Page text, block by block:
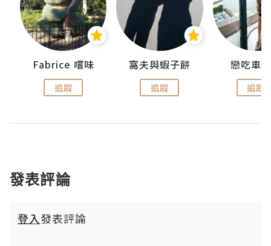
Fabrice 嚐味
追蹤
窩夫與蝦子餅
追蹤
戀吃車
追蹤
發表評論
登入發表評論